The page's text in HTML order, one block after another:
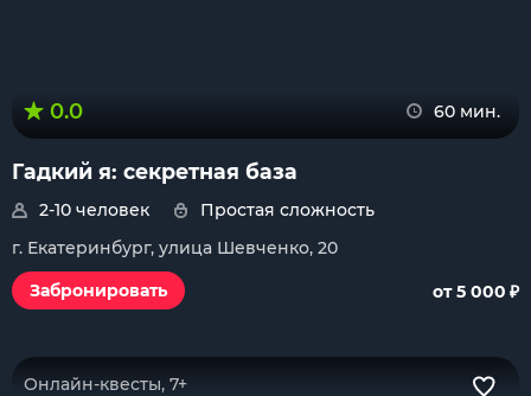
0.0 60 мин.
Гадкий я: секретная база
2-10 человек
Простая сложность
г. Екатеринбург, улица Шевченко, 20
Забронировать
от 5 000 ₽
Онлайн-квесты, 7+